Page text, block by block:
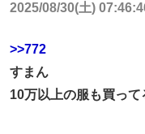
2025/08/30(土)
>>772
すまん
10万以上の服も買っ